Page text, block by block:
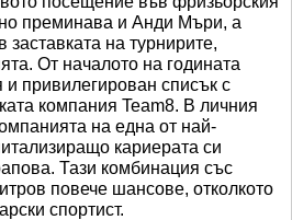
преминава и Анди Мъри, а
заставката на турнирите,
От началото на годината
привилегирован списък с
компания Team8. В личния
на една от най-
кариерата си
Тази комбинация със
повече шансове, отколкото
спортист.